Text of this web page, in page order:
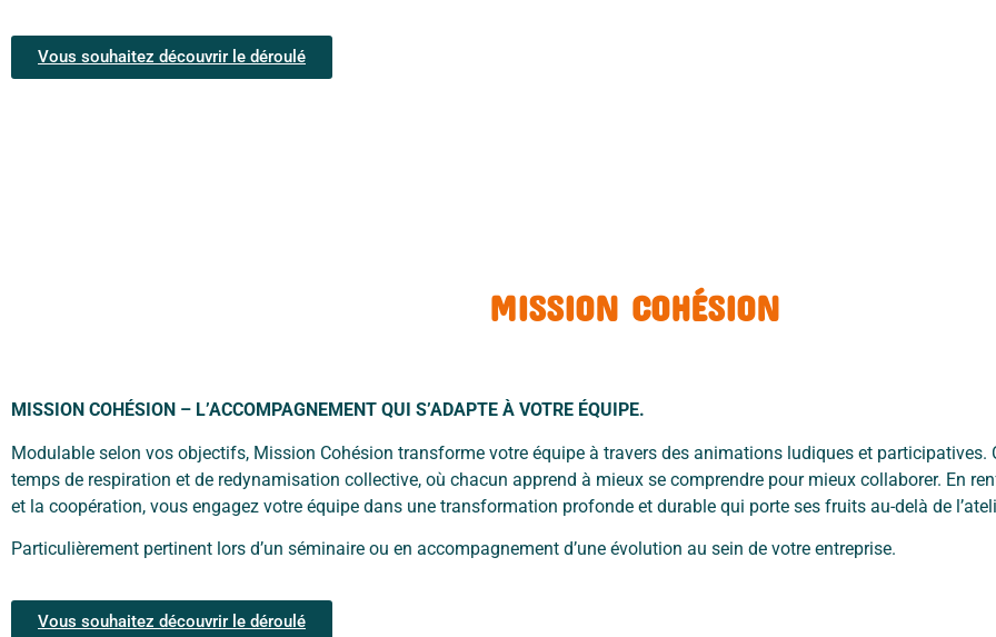
Vous souhaitez découvrir le déroulé
MISSION COHÉSION
MISSION COHÉSION – L’ACCOMPAGNEMENT QUI S’ADAPTE À VOTRE ÉQUIPE.
Modulable selon vos objectifs, Mission Cohésion transforme votre équipe à travers des animations ludiques et participatives.
temps de respiration et de redynamisation collective, où chacun apprend à mieux se comprendre pour mieux collaborer. En
et la coopération, vous engagez votre équipe dans une transformation profonde et durable qui porte ses fruits au-delà de
Particulièrement pertinent lors d’un séminaire ou en accompagnement d’une évolution au sein de votre entreprise.
Vous souhaitez découvrir le déroulé